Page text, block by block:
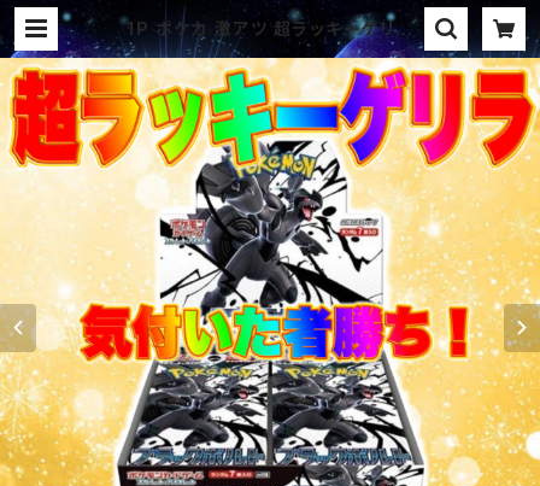
1P ポケカ 激アツ 超ラッキーゲリラ
パック オリパ | オリパ ブラザーズ
オリパ専門店 (ポケカ、ワンピース、遊
戯王、ヴァイス、ドラゴンボール)